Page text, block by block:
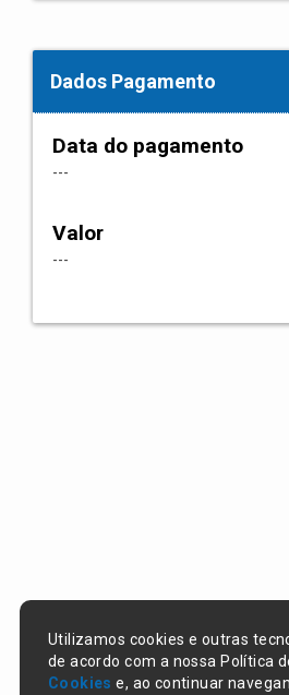
Dados Pagamento
Data do pagamento
---
Valor
---
Utilizamos cookies e outras
de acordo com a nossa Política
Cookies e, ao continuar